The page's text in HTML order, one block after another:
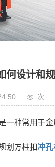
何设计和规
次
一种常用于金
划方柱扣冲孔